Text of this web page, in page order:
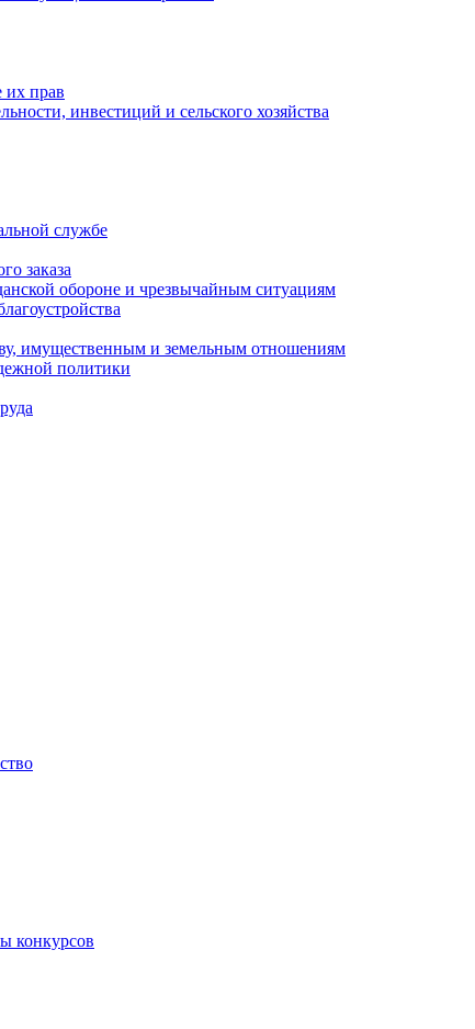
их прав
инвестиций и сельского хозяйства
службе
заказа
обороне и чрезвычайным ситуациям
имущественным и земельным отношениям
политики
конкурсов